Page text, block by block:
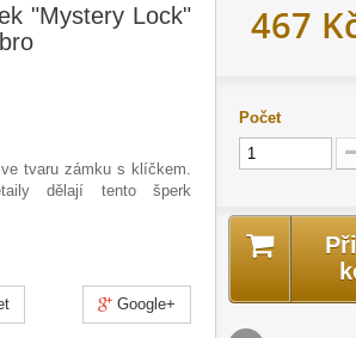
"Mystery Lock"
tvaru zámku s klíčkem.
dělají tento šperk
Google+
467
Počet